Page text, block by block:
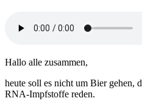
Hallo alle zusammen,
heute soll es nicht um Bier gehen,
RNA-Impfstoffe reden.